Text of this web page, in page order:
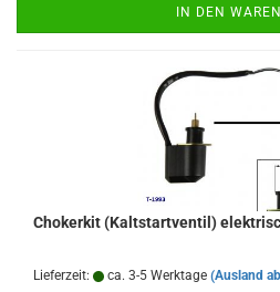
IN DEN
Chokerkit (Kaltstartventil)
Lieferzeit: ca. 3-5 Werktage (Ausland